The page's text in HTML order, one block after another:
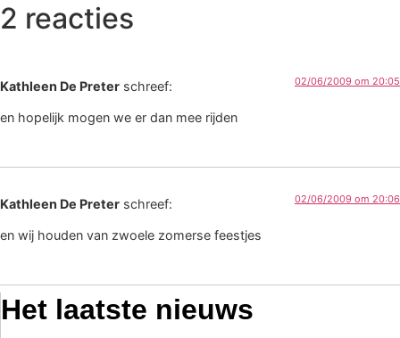
2 reacties
Kathleen De Preter schreef: 02/06/2009 om 20:05
en hopelijk mogen we er dan mee rijden
Kathleen De Preter schreef: 02/06/2009 om 20:06
en wij houden van zwoele zomerse feestjes
Het laatste nieuws